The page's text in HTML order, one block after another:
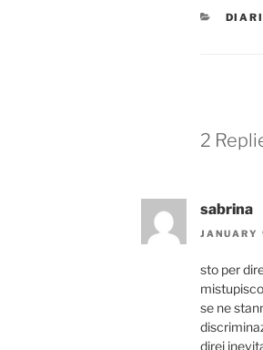
2
sabrina
sto per
se ne
direi